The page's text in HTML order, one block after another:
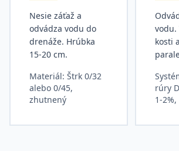
Nesie záťaž a
odvádza vodu do
drenáže. Hrúbka
15-20 cm.
Materiál: Štrk 0/32
alebo 0/45,
zhutnený
vodu.
kosti
rúry
1-